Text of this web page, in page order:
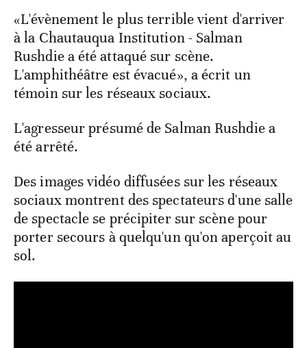
«L'évènement le plus terrible vient d'arriver
à la Chautauqua Institution - Salman
Rushdie a été attaqué sur scène.
L'amphithéâtre est évacué», a écrit un
témoin sur les réseaux sociaux.
L'agresseur présumé de Salman Rushdie a
été arrêté.
Des images vidéo diffusées sur les réseaux
sociaux montrent des spectateurs d'une salle
de spectacle se précipiter sur scène pour
porter secours à quelqu'un qu'on aperçoit au
sol.